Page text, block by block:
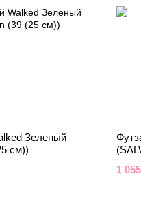
Зеленый
см))
1